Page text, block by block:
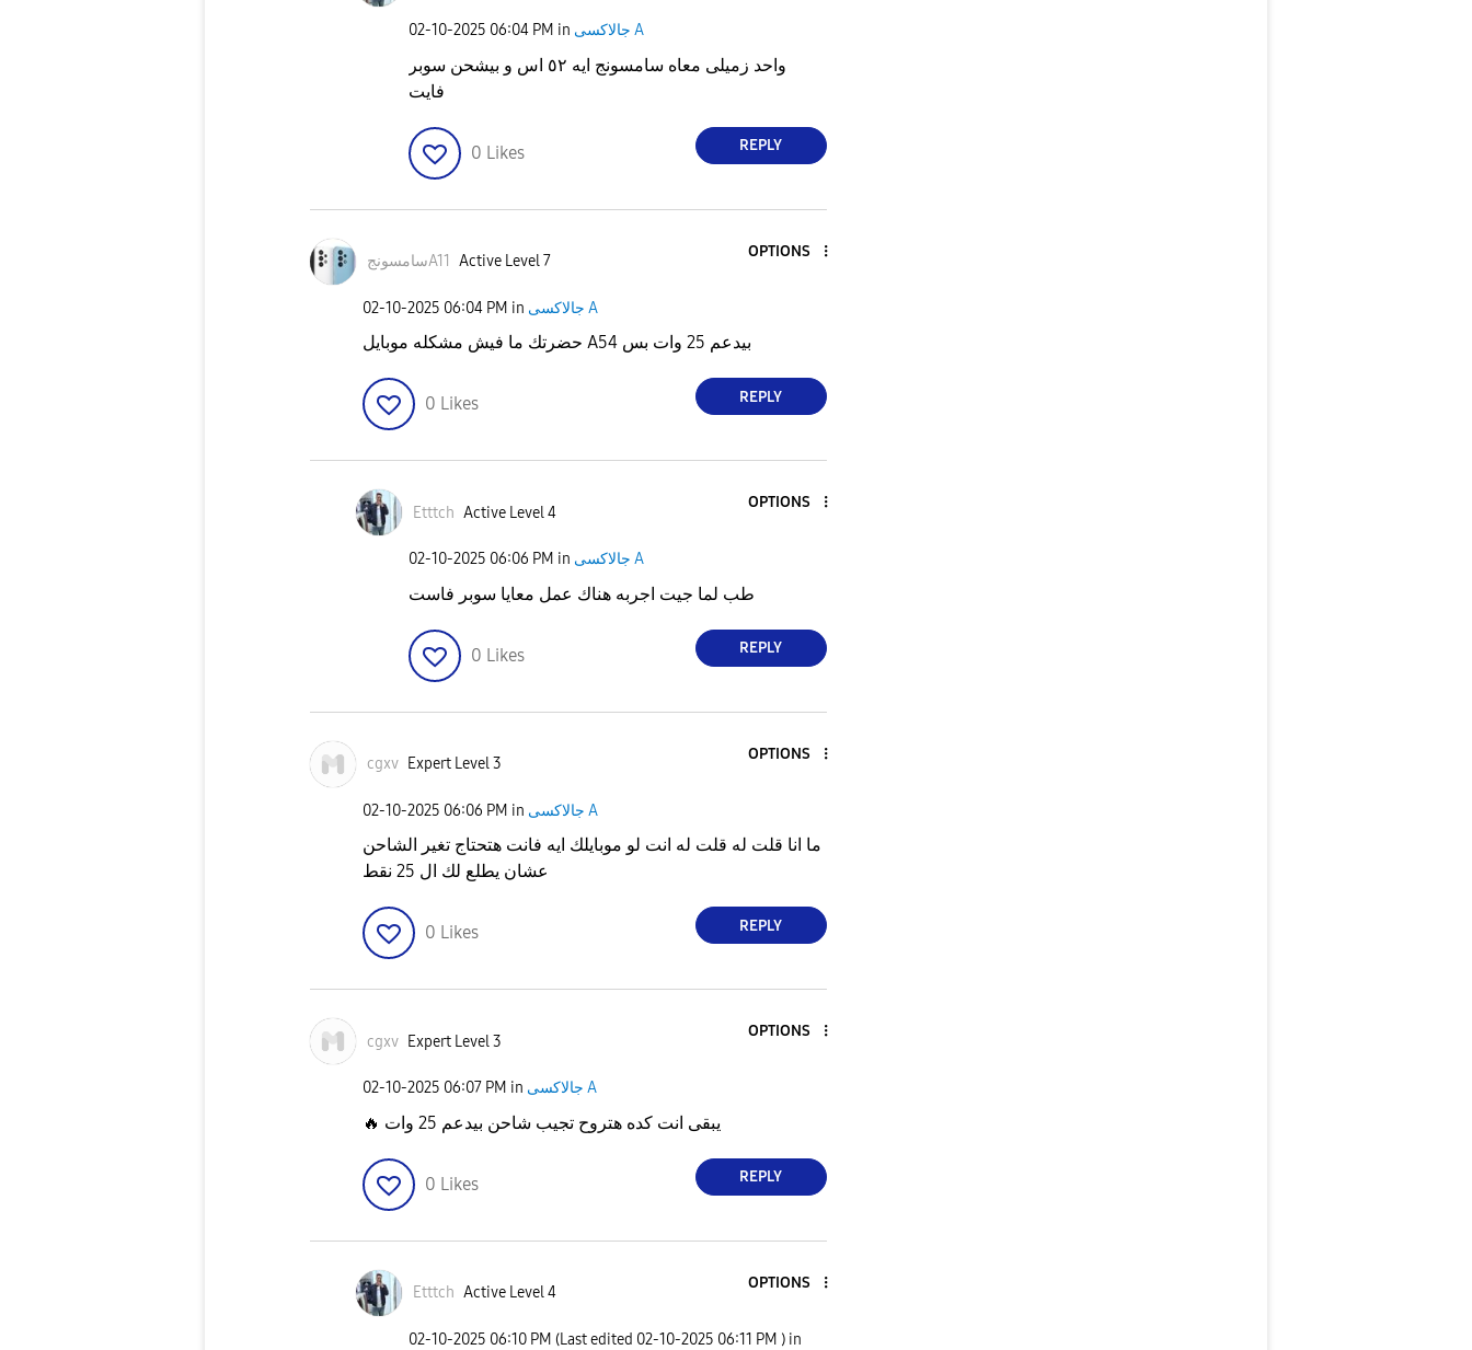
‎02-10-2025 06:04 PM in جالاكسى A
واحد زميلى معاه سامسونج ايه ٥٢ اس و بيشحن سوبر
فايت
0 Likes REPLY
سامسونجA11 Active Level 7
OPTIONS
‎02-10-2025 06:04 PM in جالاكسى A
حضرتك ما فيش مشكله موبايل A54 بيدعم 25 وات بس
0 Likes REPLY
Etttch Active Level 4
OPTIONS
‎02-10-2025 06:06 PM in جالاكسى A
طب لما جيت اجربه هناك عمل معايا سوبر فاست
0 Likes REPLY
cgxv Expert Level 3
OPTIONS
‎02-10-2025 06:06 PM in جالاكسى A
ما انا قلت له قلت له انت لو موبايلك ايه فانت هتحتاج تغير الشاحن
عشان يطلع لك ال 25 نقط
0 Likes REPLY
cgxv Expert Level 3
OPTIONS
‎02-10-2025 06:07 PM in جالاكسى A
🔥 يبقى انت كده هتروح تجيب شاحن بيدعم 25 وات
0 Likes REPLY
Etttch Active Level 4
OPTIONS
‎02-10-2025 06:10 PM (Last edited ‎02-10-2025 06:11 PM ) in